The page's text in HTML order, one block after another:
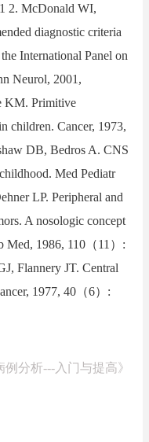
2. McDonald WI,
diagnostic criteria
International Panel on
Neurol, 2001,
KM. Primitive
children. Cancer, 1973,
DB, Bedros A. CNS
Med Pediatr
LP. Peripheral and
A nosologic concept
Med, 1986, 110（11）:
Flannery JT. Central
1977, 40（6）:
例分析---入门与提高》